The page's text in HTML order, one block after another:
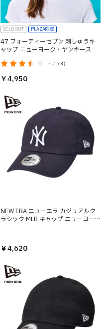
SOLD OUT PLAZA限定
47 フォーティーセブン 刺しゅうキ
ャップ ニューヨーク・ヤンキース
3.7 （3）
￥4,950
NEW ERA ニューエラ カジュアルク
ラシック MLB キャップ ニューヨー
￥4,620